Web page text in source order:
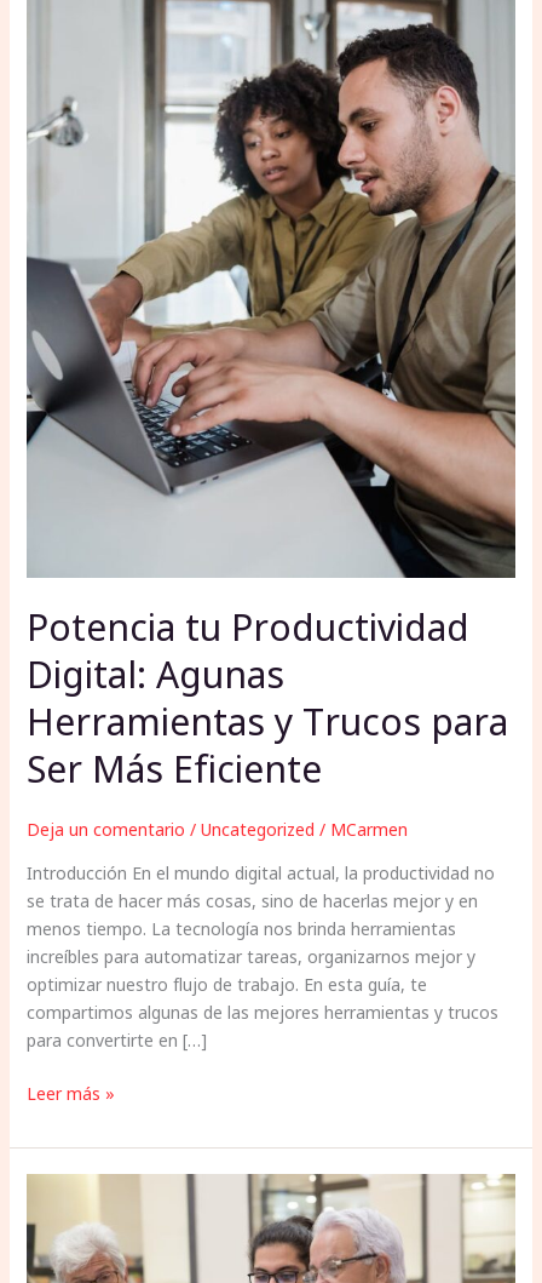
Potencia tu Productividad
Digital: Agunas
Herramientas y Trucos para
Ser Más Eficiente
Deja un comentario / Uncategorized / MCarmen
Introducción En el mundo digital actual, la productividad no
se trata de hacer más cosas, sino de hacerlas mejor y en
menos tiempo. La tecnología nos brinda herramientas
increíbles para automatizar tareas, organizarnos mejor y
optimizar nuestro flujo de trabajo. En esta guía, te
compartimos algunas de las mejores herramientas y trucos
para convertirte en […]
Más
Leer más »
Novatos:
Tareas